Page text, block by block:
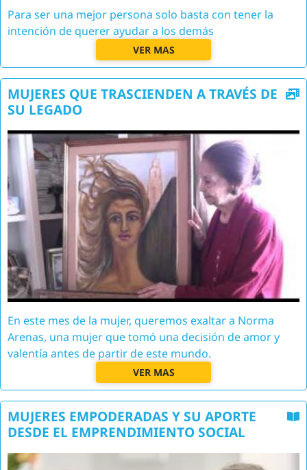
Para ser una mejor persona solo basta con tener la
intención de querer ayudar a los demás
VER MAS
MUJERES QUE TRASCIENDEN A TRAVÉS DE
SU LEGADO
En este mes de la mujer, queremos exaltar a Norma
Arenas, una mujer que tomó una decisión de amor y
valentía antes de partir de este mundo.
VER MAS
MUJERES EMPODERADAS Y SU APORTE
DESDE EL EMPRENDIMIENTO SOCIAL
Image